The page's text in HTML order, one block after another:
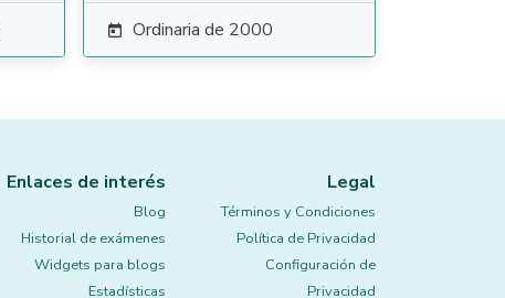
 Ordinaria de 2000
Enlaces de interés
Blog
Historial de exámenes
Widgets para blogs
Estadísticas
Legal
Términos y Condiciones
Política de Privacidad
Configuración de
Privacidad